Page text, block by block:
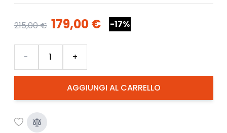
215,00 € 179,00 € -17%
AGGIUNGI AL CARRELLO
- +